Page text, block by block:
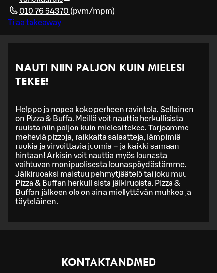
010 76 64370 (pvm/mpm)
Tilaa takeaway
NAUTI NIIN PALJON KUIN MIELESI
TEKEE!
Helppo ja nopea koko perheen ravintola. Sellainen
on Pizza & Buffa. Meillä voit nauttia herkullisista
ruuista niin paljon kuin mielesi tekee. Tarjoamme
meheviä pizzoja, raikkaita salaatteja, lämpimiä
ruokia ja virvoittavia juomia – ja kaikki samaan
hintaan! Arkisin voit nauttia myös lounasta
vaihtuvan monipuolisesta lounaspöydästämme.
Jälkiruoaksi maistuu pehmytjäätelö tai joku muu
Pizza & Buffan herkullisista jälkiruoista. Pizza &
Buffan jälkeen olo on aina miellyttävän muhkea ja
täyteläinen.
KONTAKTANDMED